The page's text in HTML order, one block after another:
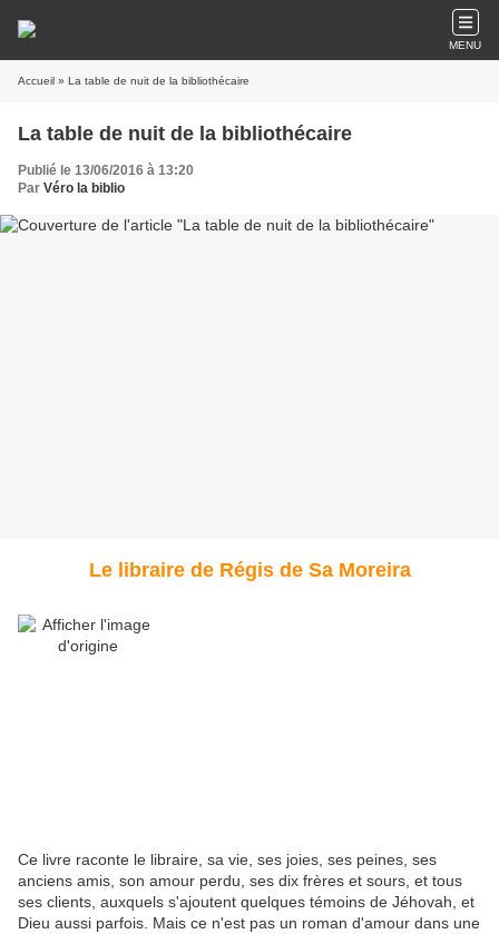
MENU
Accueil » La table de nuit de la bibliothécaire
La table de nuit de la bibliothécaire
Publié le 13/06/2016 à 13:20
Par Véro la biblio
Le libraire de Régis de Sa Moreira
Ce livre raconte le libraire, sa vie, ses joies, ses peines, ses
anciens amis, son amour perdu, ses dix frères et sours, et tous
ses clients, auxquels s'ajoutent quelques témoins de Jéhovah, et
Dieu aussi parfois. Mais ce n'est pas un roman d'amour dans une